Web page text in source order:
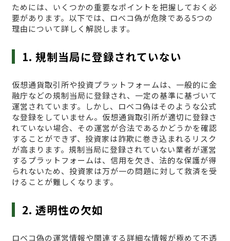
ためには、いくつかの重要なポイントを把握しておく必
要があります。以下では、ロベコ偽が危険である5つの
理由について詳しく解説します。
1. 規制当局に登録されていない
仮想通貨取引所や投資プラットフォームは、一般的に金
融庁などの規制当局に登録され、一定の基準に基づいて
運営されています。しかし、ロベコ偽はそのような公式
な登録をしていません。仮想通貨取引所が適切に登録さ
れていない場合、その運営が合法であるかどうかを確認
することができず、投資家は詐欺に巻き込まれるリスク
が高まります。規制当局に登録されていない業者が運営
するプラットフォームは、信用を欠き、法的な保護が得
られないため、投資家は万が一の問題に対して救済を受
けることが難しくなります。
2. 透明性の欠如
ロベコ偽の運営情報や関連する詳細な情報が極めて不透